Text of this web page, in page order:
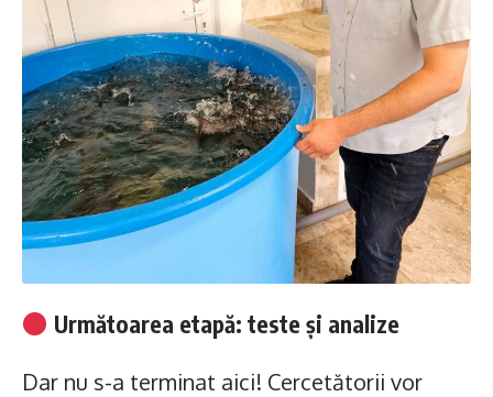
Următoarea etapă: teste și analize
Dar nu s-a terminat aici! Cercetătorii vor